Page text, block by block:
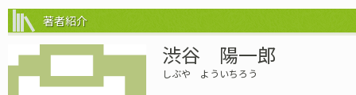
著者紹介
渋谷 陽一郎
しぶや よういちろう